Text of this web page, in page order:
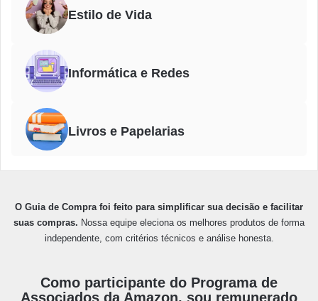
Estilo de Vida
Informática e Redes
Livros e Papelarias
O Guia de Compra foi feito para simplificar sua decisão e facilitar
suas compras. Nossa equipe eleciona os melhores produtos de forma
independente, com critérios técnicos e análise honesta.
Como participante do Programa de
Associados da Amazon, sou remunerado